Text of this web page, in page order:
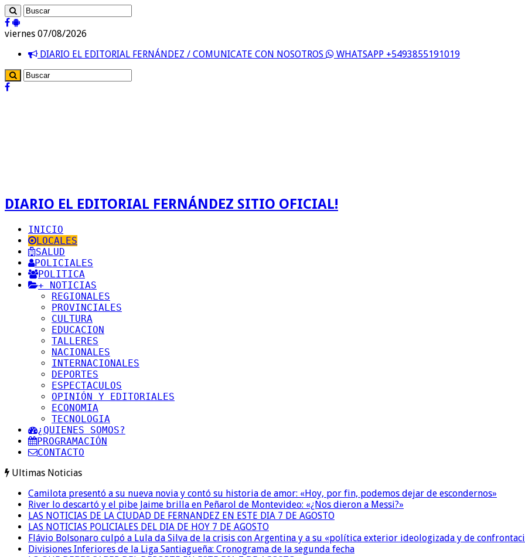
viernes 07/08/2026
DIARIO EL EDITORIAL FERNÁNDEZ / COMUNICATE CON NOSOTROS
WHATSAPP +5493855191019
DIARIO EL EDITORIAL FERNÁNDEZ SITIO OFICIAL!
INICIO
LOCALES
SALUD
POLICIALES
POLITICA
+ NOTICIAS
REGIONALES
PROVINCIALES
CULTURA
EDUCACION
TALLERES
NACIONALES
INTERNACIONALES
DEPORTES
ESPECTACULOS
OPINIÓN Y EDITORIALES
ECONOMIA
TECNOLOGIA
¿QUIENES SOMOS?
PROGRAMACIÓN
CONTACTO
Ultimas Noticias
Camilota presentó a su nueva novia y contó su historia de amor: «Hoy, por fin, podemos dejar de escondernos»
River lo descartó y el pibe Jaime brilla en Peñarol de Montevideo: «¿Nos dieron a Messi?»
LAS NOTICIAS DE LA CIUDAD DE FERNANDEZ EN ESTE DIA 7 DE AGOSTO
LAS NOTICIAS POLICIALES DEL DIA DE HOY 7 DE AGOSTO
Flávio Bolsonaro culpó a Lula da Silva de la crisis con Argentina y a su «política exterior ideologizada y de
Divisiones Inferiores de la Liga Santiagueña: Cronograma de la segunda fecha